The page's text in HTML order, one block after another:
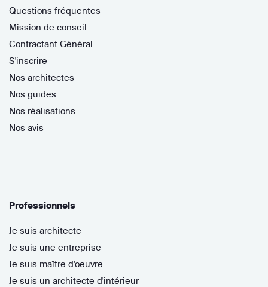
Questions fréquentes
Mission de conseil
Contractant Général
S'inscrire
Nos architectes
Nos guides
Nos réalisations
Nos avis
Professionnels
Je suis architecte
Je suis une entreprise
Je suis maître d'oeuvre
Je suis un architecte d'intérieur